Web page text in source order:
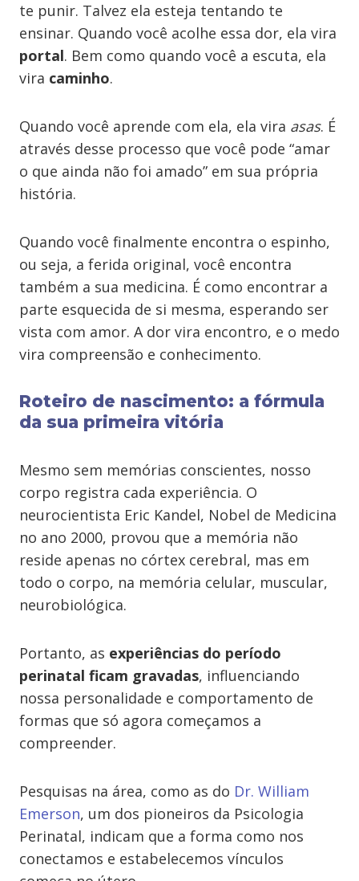
te punir. Talvez ela esteja tentando te
ensinar. Quando você acolhe essa dor, ela vira
portal. Bem como quando você a escuta, ela
vira caminho.
Quando você aprende com ela, ela vira asas. É
através desse processo que você pode “amar
o que ainda não foi amado” em sua própria
história.
Quando você finalmente encontra o espinho,
ou seja, a ferida original, você encontra
também a sua medicina. É como encontrar a
parte esquecida de si mesma, esperando ser
vista com amor. A dor vira encontro, e o medo
vira compreensão e conhecimento.
Roteiro de nascimento: a fórmula
da sua primeira vitória
Mesmo sem memórias conscientes, nosso
corpo registra cada experiência. O
neurocientista Eric Kandel, Nobel de Medicina
no ano 2000, provou que a memória não
reside apenas no córtex cerebral, mas em
todo o corpo, na memória celular, muscular,
neurobiológica.
Portanto, as experiências do período
perinatal ficam gravadas, influenciando
nossa personalidade e comportamento de
formas que só agora começamos a
compreender.
Pesquisas na área, como as do Dr. William
Emerson, um dos pioneiros da Psicologia
Perinatal, indicam que a forma como nos
conectamos e estabelecemos vínculos